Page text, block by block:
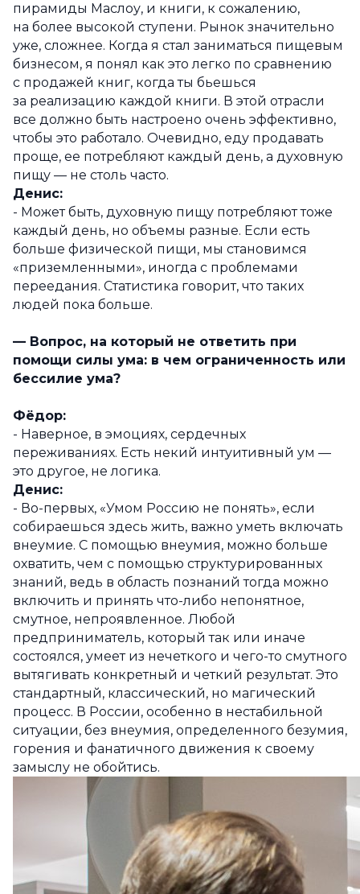
пирамиды Маслоу, и книги, к сожалению,
на более высокой ступени. Рынок значительно
уже, сложнее. Когда я стал заниматься пищевым
бизнесом, я понял как это легко по сравнению
с продажей книг, когда ты бьешься
за реализацию каждой книги. В этой отрасли
все должно быть настроено очень эффективно,
чтобы это работало. Очевидно, еду продавать
проще, ее потребляют каждый день, а духовную
пищу — не столь часто.
Денис:
- Может быть, духовную пищу потребляют тоже
каждый день, но объемы разные. Если есть
больше физической пищи, мы становимся
«приземленными», иногда с проблемами
переедания. Статистика говорит, что таких
людей пока больше.
— Вопрос, на который не ответить при
помощи силы ума: в чем ограниченность или
бессилие ума?
Фёдор:
- Наверное, в эмоциях, сердечных
переживаниях. Есть некий интуитивный ум —
это другое, не логика.
Денис:
- Во-первых, «Умом Россию не понять», если
собираешься здесь жить, важно уметь включать
внеумие. С помощью внеумия, можно больше
охватить, чем с помощью структурированных
знаний, ведь в область познаний тогда можно
включить и принять что-либо непонятное,
смутное, непроявленное. Любой
предприниматель, который так или иначе
состоялся, умеет из нечеткого и чего-то смутного
вытягивать конкретный и четкий результат. Это
стандартный, классический, но магический
процесс. В России, особенно в нестабильной
ситуации, без внеумия, определенного безумия,
горения и фанатичного движения к своему
замыслу не обойтись.